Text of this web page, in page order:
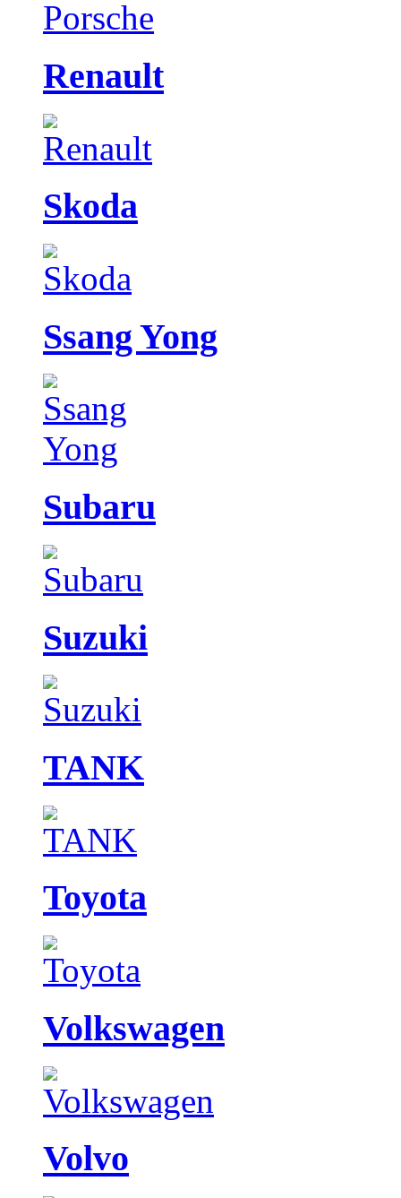
Renault
Skoda
Ssang Yong
Subaru
Suzuki
TANK
Toyota
Volkswagen
Volvo